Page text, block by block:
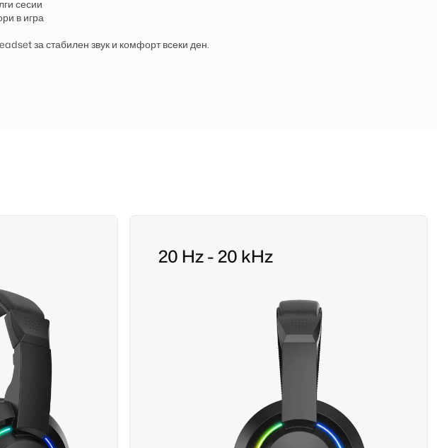
сесии
в игра
за стабилен звук и комфорт всеки ден.
20 Hz - 20 kHz